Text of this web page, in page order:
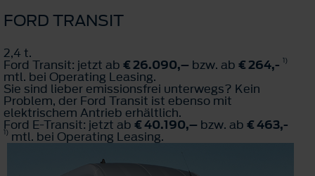
FORD TRANSIT
2,4 t.
Ford Transit: jetzt ab € 26.090,– bzw. ab € 264,- 1)
mtl. bei Operating Leasing.
Sie sind lieber emissionsfrei unterwegs? Kein
Problem, der Ford Transit ist ebenso mit
elektrischem Antrieb erhältlich.
Ford E-Transit: jetzt ab € 40.190,– bzw. ab € 463,-
1) mtl. bei Operating Leasing.